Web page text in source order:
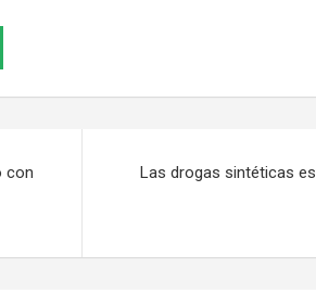
con
Las drogas sintéticas